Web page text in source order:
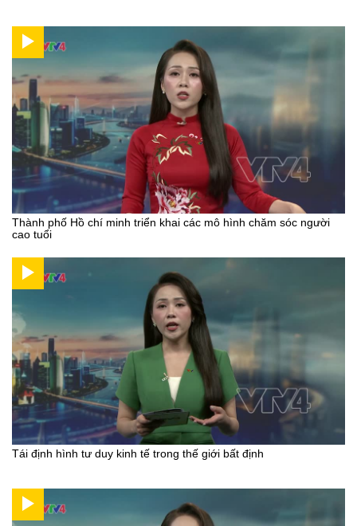
Thành phố Hồ chí minh triển khai các mô hình chăm sóc người
cao tuổi
Tái định hình tư duy kinh tế trong thế giới bất định